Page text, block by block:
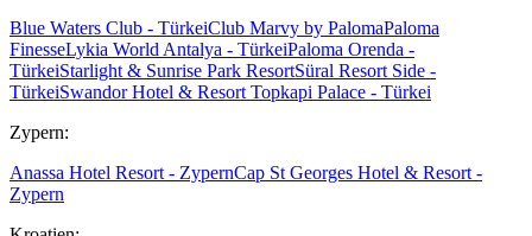
Blue Waters Club - TürkeiClub Marvy by PalomaPaloma
FinesseLykia World Antalya - TürkeiPaloma Orenda -
TürkeiStarlight & Sunrise Park ResortSüral Resort Side -
TürkeiSwandor Hotel & Resort Topkapi Palace - Türkei
Zypern:
Anassa Hotel Resort - ZypernCap St Georges Hotel & Resort -
Zypern